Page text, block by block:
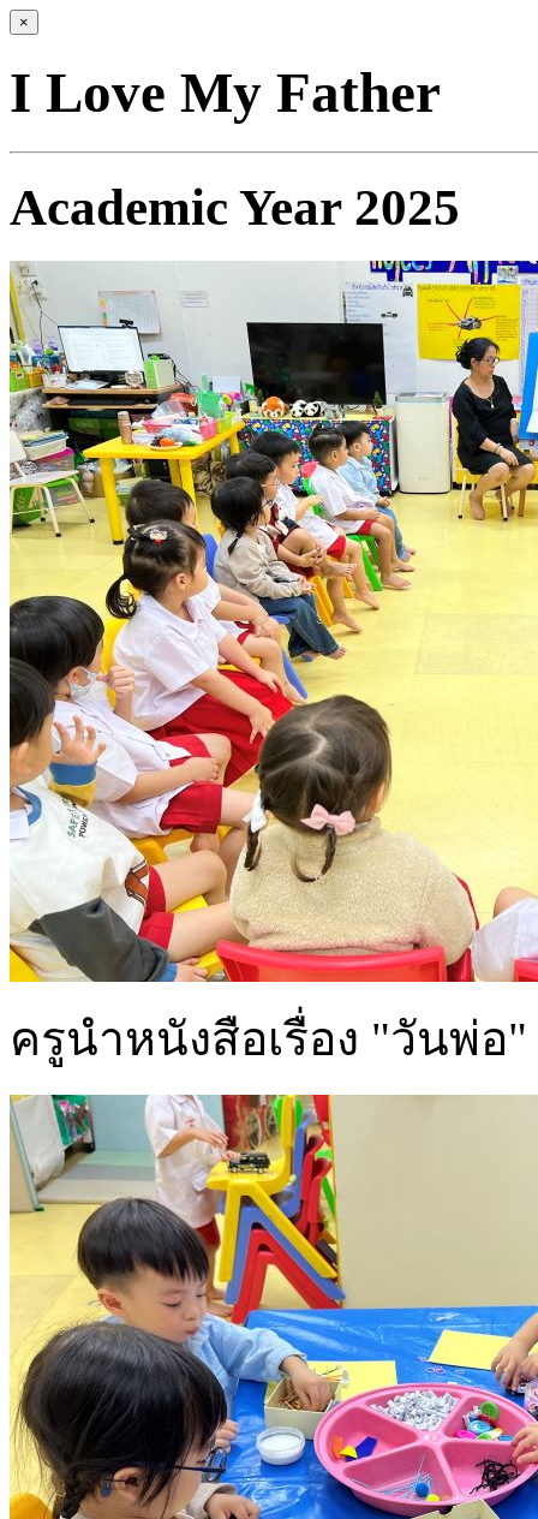
×
I Love My Father
Academic Year 2025
ครูนำหนังสือเรื่อง "วันพ่อ"